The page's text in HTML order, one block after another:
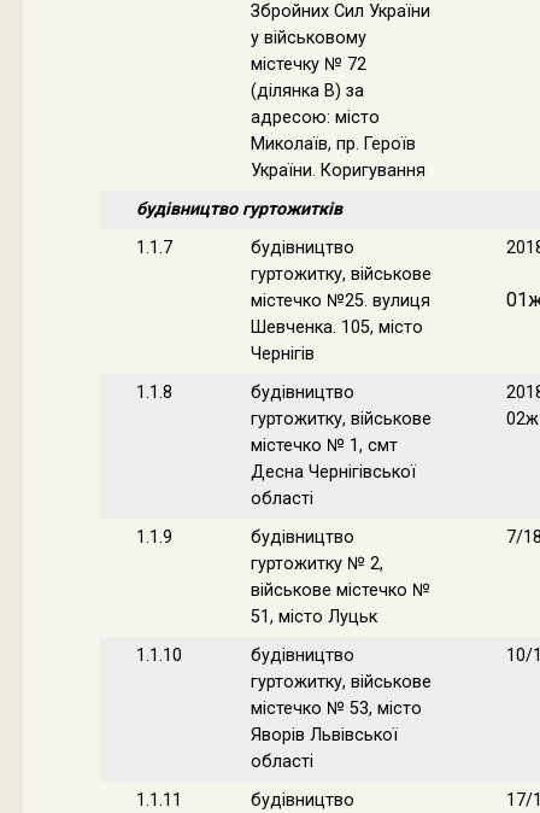
Збройних Сил України
у військовому
містечку № 72
(ділянка В) за
адресою: місто
Миколаїв, пр. Героїв
України. Коригування
будівництво гуртожитків
1.1.7
будівництво
гуртожитку, військове
містечко №25. вулиця
Шевченка. 105, місто
Чернігів
1.1.8
будівництво
гуртожитку, військове
містечко № 1, смт
Десна Чернігівської
області
02ж
1.1.9
будівництво
гуртожитку № 2,
військове містечко №
51, місто Луцьк
7/
1.1.10
будівництво
гуртожитку, військове
містечко № 53, місто
Яворів Львівської
області
10/
1.1.11
будівництво
17/